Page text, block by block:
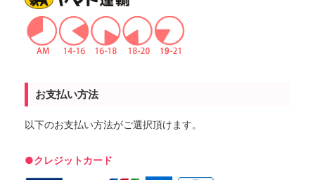
お支払い方法
以下のお支払い方法がご選択頂けます。
●クレジットカード